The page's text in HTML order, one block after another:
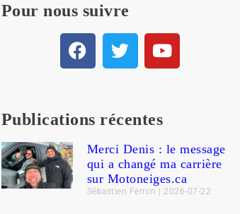
Pour nous suivre
Publications récentes
Merci Denis : le message
qui a changé ma carrière
sur Motoneiges.ca
Sébastien Ferron 2026-07-22